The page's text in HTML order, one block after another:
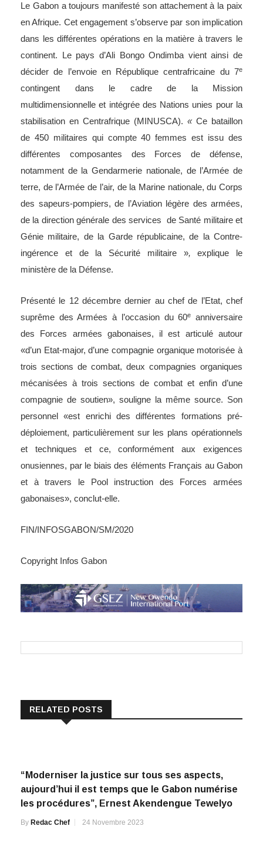
Le Gabon a toujours manifesté son attachement à la paix
en Afrique. Cet engagement s’observe par son implication
dans les différentes opérations en la matière à travers le
continent. Le pays d’Ali Bongo Ondimba vient ainsi de
décider de l’envoie en République centrafricaine du 7e
contingent dans le cadre de la Mission
multidimensionnelle et intégrée des Nations unies pour la
stabilisation en Centrafrique (MINUSCA). «Ce bataillon
de 450 militaires qui compte 40 femmes est issu des
différentes composantes des Forces de défense,
notamment de la Gendarmerie nationale, de l’Armée de
terre, de l’Armée de l’air, de la Marine nationale, du Corps
des sapeurs-pompiers, de l’Aviation légère des armées,
de la direction générale des services de Santé militaire et
Génie militaire, de la Garde républicaine, de la Contre-
ingérence et de la Sécurité militaire »,explique le
ministère de la Défense.
Présenté le 12 décembre dernier au chef de l’Etat, chef
suprême des Armées à l’occasion du 60e
anniversaire
des Forces armées gabonaises, il est articulé autour
«d’un Etat-major, d’une compagnie organique motorisée à
trois sections de combat, deux compagnies organiques
mécanisées à trois sections de combat et enfin d’une
compagnie de soutien», souligne la même source. Son
personnel «est enrichi des différentes formations pré-
déploiement, particulièrement sur les plans opérationnels
et techniques et ce, conformément aux exigences
onusiennes, par le biais des éléments Français au Gabon
et à travers le Pool instruction des Forces armées
gabonaises», conclut-elle.
FIN/INFOSGABON/SM/2020
Copyright Infos Gabon
RELATED POSTS
“Moderniser la justice sur tous ses aspects,
aujourd’hui il est temps que le Gabon numérise
les procédures”, Ernest Akendengue Tewelyo
By Redac Chef 24 Novembre 2023